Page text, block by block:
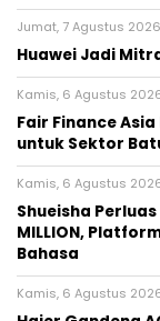
Jumat, 7 Agustus
Huawei Jadi
Kamis, 6 Agustus
Fair Finance
untuk Sektor
Kamis, 6 Agustus
Shueisha
MILLION,
Bahasa
Kamis, 6 Agustus 2026